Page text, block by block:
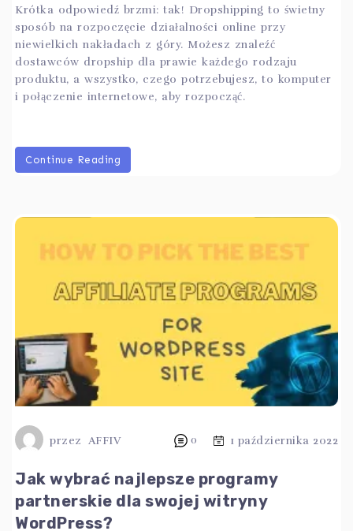
Krótka odpowiedź brzmi: tak! Dropshipping to świetny
sposób na rozpoczęcie działalności online przy
niewielkich nakładach z góry. Możesz znaleźć
dostawców dropship dla prawie każdego rodzaju
produktu, a wszystko, czego potrzebujesz, to komputer
i połączenie internetowe, aby rozpocząć.
Continue Reading
przez AFFIV 0 1 października 2022
Jak wybrać najlepsze programy
partnerskie dla swojej witryny
WordPress?